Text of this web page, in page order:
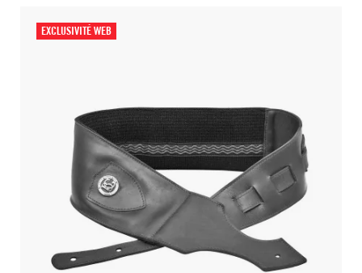
EXCLUSIVITÉ WEB